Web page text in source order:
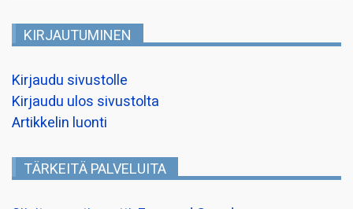
KIRJAUTUMINEN
Kirjaudu sivustolle
Kirjaudu ulos sivustolta
Artikkelin luonti
TÄRKEITÄ PALVELUITA